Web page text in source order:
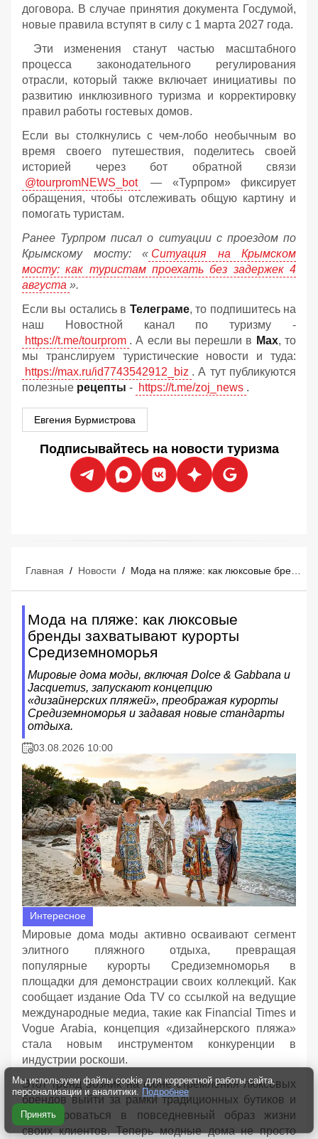
договора. В случае принятия документа Госдумой,
новые правила вступят в силу с 1 марта 2027 года.
Эти изменения станут частью масштабного
процесса законодательного регулирования
отрасли, который также включает инициативы по
развитию инклюзивного туризма и корректировку
правил работы гостевых домов.
Если вы столкнулись с чем-лобо необычным во
время своего путешествия, поделитесь своей
историей через бот обратной связи
@tourpromNEWS_bot
— «Турпром» фиксирует
обращения, чтобы отслеживать общую картину и
помогать туристам.
Ранее Турпром писал о ситуации с проездом по
Крымскому мосту: « Ситуация на Крымском
мосту: как туристам проехать без задержек 4
августа ».
Если вы остались в Телеграме, то подпишитесь на
наш Новостной канал по туризму -
https://t.me/tourprom . А если вы перешли в Мах, то
мы транслируем туристические новости и туда:
https://max.ru/id7743542912_biz . А тут публикуются
полезные рецепты - https://t.me/zoj_news .
Евгения Бурмистрова
Подписывайтесь на новости туризма
Главная / Новости /
Мода на пляже: как люксовые
бренды захватывают курорты
Средиземноморья
Мировые дома моды, включая Dolce & Gabbana и
Jacquemus, запускают концепцию
«дизайнерских пляжей», преображая курорты
Средиземноморья и задавая новые стандарты
отдыха.
03.08.2026 10:00
Интересное
Мировые дома моды активно осваивают сегмент
элитного пляжного отдыха, превращая
популярные курорты Средиземноморья в
площадки для демонстрации своих коллекций. Как
сообщает издание Oda TV со ссылкой на ведущие
международные медиа, такие как Financial Times и
Vogue Arabia, концепция «дизайнерского пляжа»
стала новым инструментом конкуренции в
индустрии роскоши.
Этот тренд возник на фоне стремления люксовых
брендов выйти за рамки традиционных бутиков и
интегрироваться в повседневный образ жизни
своих клиентов. Теперь модные дома не просто
Мы используем файлы cookie для корректной работы сайта,
персонализации и аналитики. Подробнее
Принять